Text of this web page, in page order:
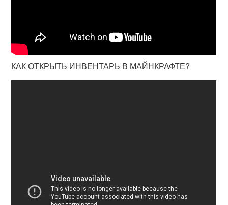
КАК ОТКРЫТЬ ИНВЕНТАРЬ В МАЙНКРАФТЕ?